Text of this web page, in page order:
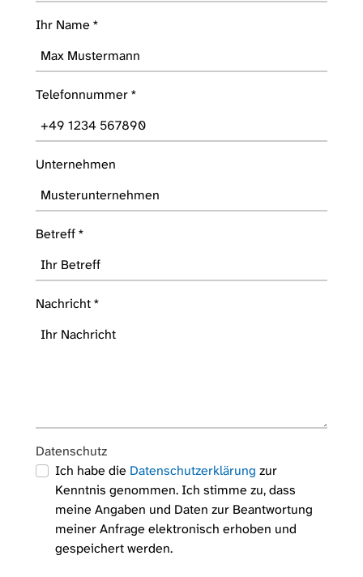
Ihr Name *
Telefonnummer*
Unternehmen
Betreff*
Nachricht*
Datenschutz
Ich habe die Datenschutzerklärung zur
Kenntnis genommen. Ich stimme zu, dass
meine Angaben und Daten zur Beantwortung
meiner Anfrage elektronisch erhoben und
gespeichert werden.